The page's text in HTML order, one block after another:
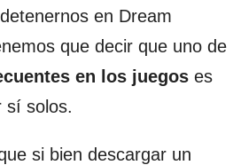
en Dream
que decir que uno de
en los juegos es
sí solos.
si bien descargar un